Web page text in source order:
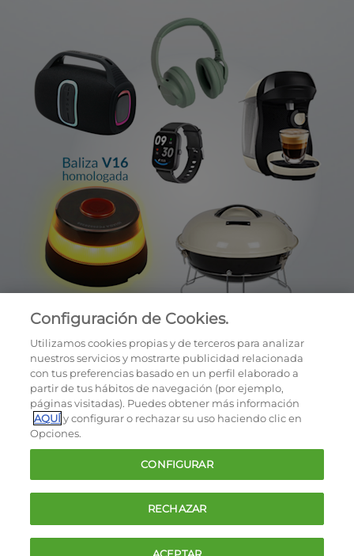
Cookies
Política de privacidad
Términos y condiciones de la oferta
Contacto
FAQ
Configuración de Cookies.
Utilizamos cookies propias y de terceros para analizar
nuestros servicios y mostrarte publicidad relacionada
con tus preferencias basado en un perfil elaborado a
partir de tus hábitos de navegación (por ejemplo,
páginas visitadas). Puedes obtener más información
AQUÍy configurar o rechazar su uso haciendo clic en
Opciones.
CONFIGURAR
RECHAZAR